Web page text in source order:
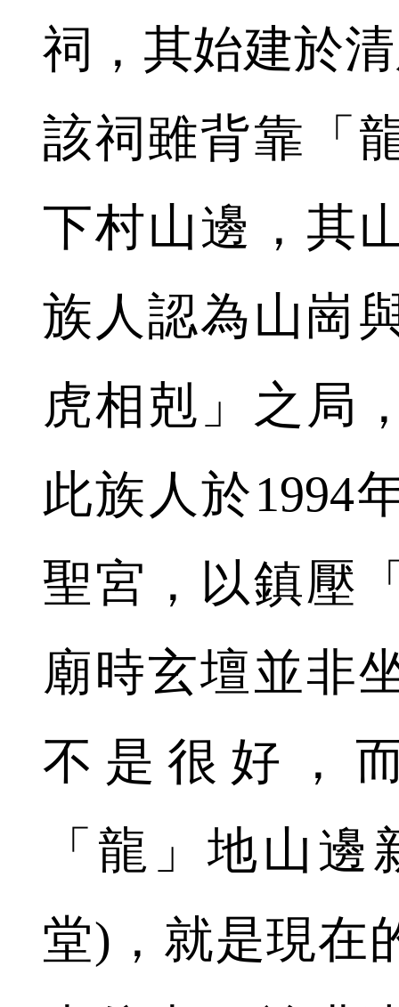
祠，其始建於
該祠雖背靠「
下村山邊，其
族人認為山崗
虎相剋」之局
此族人於1994
聖宮，以鎮壓
廟時玄壇並非
不是很好，
「龍」地山
堂)，就是現在